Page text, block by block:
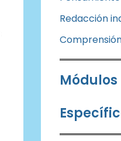
Redacción
Módulos